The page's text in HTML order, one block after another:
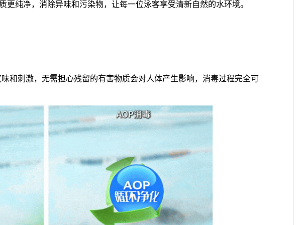
更纯净，消除异味和污染物，让每一位泳客享受清新自然的水环境。
和刺激，无需担心残留的有害物质会对人体产生影响，消毒过程完全可